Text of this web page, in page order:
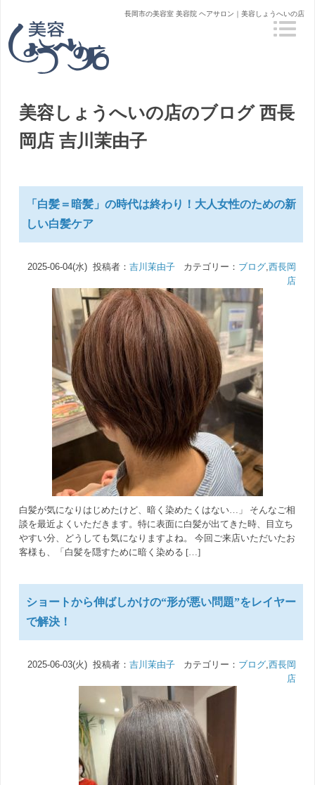
長岡市の美容室 美容院 ヘアサロン｜美容しょうへいの店
美容しょうへいの店のブログ西長
岡店 吉川茉由子
「白髪＝暗髪」の時代は終わり！大人女性のための新
しい白髪ケア
2025-06-04(水) 投稿者： 吉川茉由子カテゴリー： ブログ,西長岡
店
白髪が気になりはじめたけど、暗く染めたくはない…」 そんなご相
談を最近よくいただきます。特に表面に白髪が出てきた時、目立ち
やすい分、どうしても気になりますよね。 今回ご来店いただいたお
客様も、「白髪を隠すために暗く染める […]
ショートから伸ばしかけの“形が悪い問題”をレイヤー
で解決！
2025-06-03(火) 投稿者： 吉川茉由子カテゴリー： ブログ,西長岡
店